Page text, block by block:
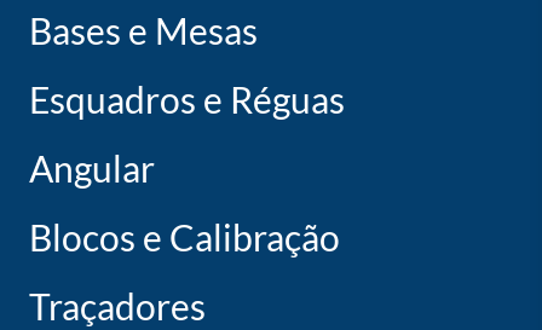
Bases e Mesas
Esquadros e Réguas
Angular
Blocos e Calibração
Traçadores